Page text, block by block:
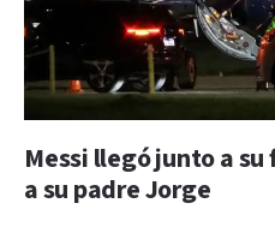
Messi llegó junto a
a su padre Jorge